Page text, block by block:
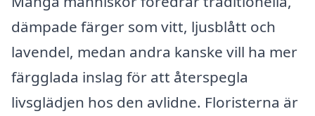
dämpade färger som vitt, ljusblått och
lavendel, medan andra kanske vill ha mer
färgglada inslag för att återspegla
livsglädjen hos den avlidne. Floristerna är